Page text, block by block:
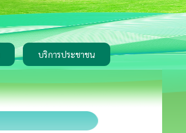
บริการประชาชน